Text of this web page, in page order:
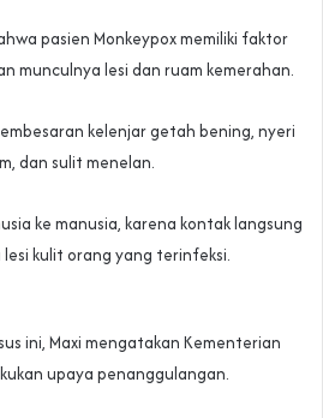
pasien Monkeypox memiliki faktor
munculnya lesi dan ruam kemerahan.
kelenjar getah bening, nyeri
dan sulit menelan.
ke manusia, karena kontak langsung
kulit orang yang terinfeksi.
ini, Maxi mengatakan Kementerian
upaya penanggulangan.